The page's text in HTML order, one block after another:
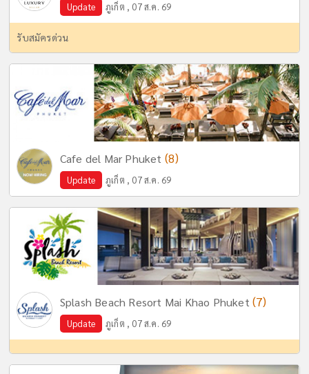
Update ภูเก็ต , 07 ส.ค. 69
รับสมัครด่วน
Cafe del Mar Phuket (8)
Update ภูเก็ต , 07 ส.ค. 69
Splash Beach Resort Mai Khao Phuket (7)
Update ภูเก็ต , 07 ส.ค. 69